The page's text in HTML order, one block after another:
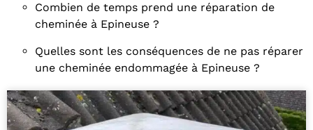
Combien de temps prend une réparation de
cheminée à Epineuse ?
Quelles sont les conséquences de ne pas réparer
une cheminée endommagée à Epineuse ?